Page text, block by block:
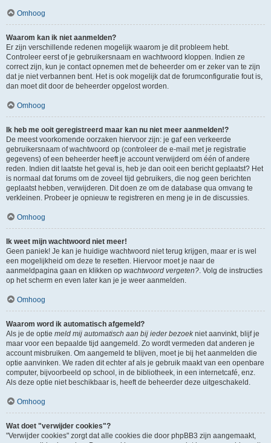
Omhoog
Waarom kan ik niet aanmelden?
Er zijn verschillende redenen mogelijk waarom je dit probleem hebt.
Controleer eerst of je gebruikersnaam en wachtwoord kloppen. Indien ze
correct zijn, kun je contact opnemen met de beheerder om er zeker van te zijn
dat je niet verbannen bent. Het is ook mogelijk dat de forumconfiguratie fout is,
dan moet dit door de beheerder opgelost worden.
Omhoog
Ik heb me ooit geregistreerd maar kan nu niet meer aanmelden!?
De meest voorkomende oorzaken hiervoor zijn: je gaf een verkeerde
gebruikersnaam of wachtwoord op (controleer de e-mail met je registratie
gegevens) of een beheerder heeft je account verwijderd om één of andere
reden. Indien dit laatste het geval is, heb je dan ooit een bericht geplaatst? Het
is normaal dat forums om de zoveel tijd gebruikers, die nog geen berichten
geplaatst hebben, verwijderen. Dit doen ze om de database qua omvang te
verkleinen. Probeer je opnieuw te registreren en meng je in de discussies.
Omhoog
Ik weet mijn wachtwoord niet meer!
Geen paniek! Je kan je huidige wachtwoord niet terug krijgen, maar er is wel
een mogelijkheid om deze te resetten. Hiervoor moet je naar de
aanmeldpagina gaan en klikken op wachtwoord vergeten?. Volg de instructies
op het scherm en even later kan je je weer aanmelden.
Omhoog
Waarom word ik automatisch afgemeld?
Als je de optie meld mij automatisch aan bij ieder bezoekniet aanvinkt, blijf je
maar voor een bepaalde tijd aangemeld. Zo wordt vermeden dat anderen je
account misbruiken. Om aangemeld te blijven, moet je bij het aanmelden die
optie aanvinken. We raden dit echter af als je gebruik maakt van een openbare
computer, bijvoorbeeld op school, in de bibliotheek, in een internetcafé, enz.
Als deze optie niet beschikbaar is, heeft de beheerder deze uitgeschakeld.
Omhoog
Wat doet "verwijder cookies"?
"Verwijder cookies" zorgt dat alle cookies die door phpBB3 zijn aangemaakt,